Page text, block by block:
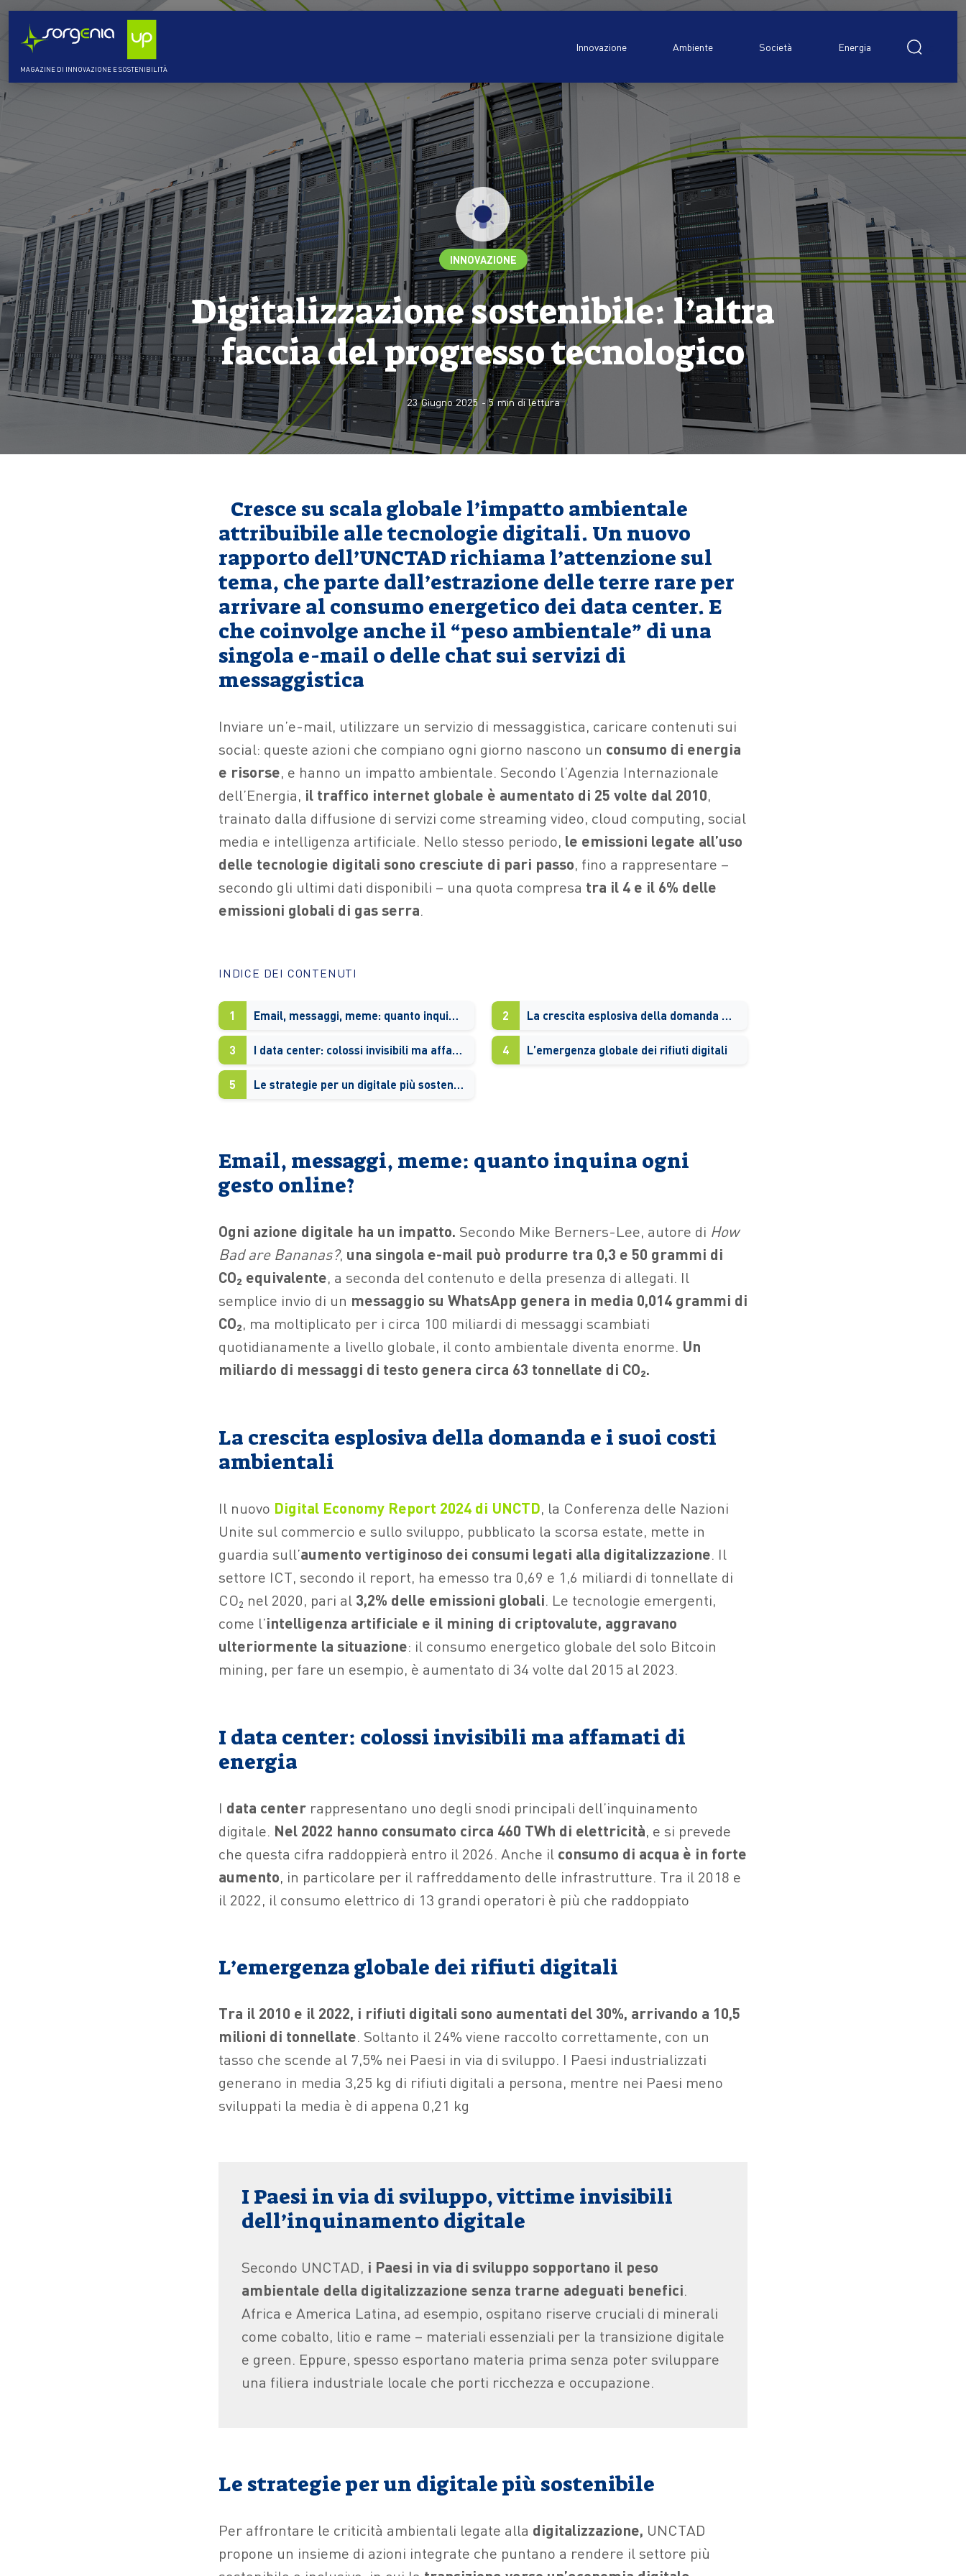
MAGAZINE DI INNOVAZIONE E SOSTENIBILITÀ
per:
Innovazione Ambiente Società Energia
INNOVAZIONE
Digitalizzazione sostenibile: l’altra
faccia del progresso tecnologico
23 Giugno 2025-5min di lettura
Cresce su scala globale l’impatto ambientale
attribuibile alle tecnologie digitali. Un nuovo
rapporto dell’UNCTAD richiama l’attenzione sul
tema, che parte dall’estrazione delle terre rare per
arrivare al consumo energetico dei data center. E
che coinvolge anche il “peso ambientale” di una
singola e-mail o delle chat sui servizi di
messaggistica
Inviare un’e-mail, utilizzare un servizio di messaggistica, caricare contenuti sui
social: queste azioni che compiano ogni giorno nascono un consumo di energia
e risorse, e hanno un impatto ambientale. Secondo l’Agenzia Internazionale
dell’Energia, il traffico internet globale è aumentato di 25 volte dal 2010,
trainato dalla diffusione di servizi come streaming video, cloud computing, social
media e intelligenza artificiale. Nello stesso periodo, le emissioni legate all’uso
delle tecnologie digitali sono cresciute di pari passo, fino a rappresentare –
secondo gli ultimi dati disponibili – una quota compresa tra il 4 e il 6% delle
emissioni globali di gas serra.
INDICE DEI CONTENUTI
1 Email, messaggi, meme: quanto inquina ogni gesto online? 2 La crescita esplosiva della domanda e i suoi costi ambientali
3 I data center: colossi invisibili ma affamati di energia 4 L’emergenza globale dei rifiuti digitali
5 Le strategie per un digitale più sostenibile
Email, messaggi, meme: quanto inquina ogni
gesto online?
Ogni azione digitale ha un impatto. Secondo Mike Berners-Lee, autore di How
Bad are Bananas?, una singola e-mail può produrre tra 0,3 e 50 grammi di
CO₂ equivalente, a seconda del contenuto e della presenza di allegati. Il
semplice invio di un messaggio su WhatsApp genera in media 0,014 grammi di
CO₂, ma moltiplicato per i circa 100 miliardi di messaggi scambiati
quotidianamente a livello globale, il conto ambientale diventa enorme. Un
miliardo di messaggi di testo genera circa 63 tonnellate di CO₂.
La crescita esplosiva della domanda e i suoi costi
ambientali
Il nuovo Digital Economy Report 2024 di UNCTD, la Conferenza delle Nazioni
Unite sul commercio e sullo sviluppo, pubblicato la scorsa estate, mette in
guardia sull’aumento vertiginoso dei consumi legati alla digitalizzazione. Il
settore ICT, secondo il report, ha emesso tra 0,69 e 1,6 miliardi di tonnellate di
CO₂ nel 2020, pari al 3,2% delle emissioni globali. Le tecnologie emergenti,
come l’intelligenza artificiale e il mining di criptovalute, aggravano
ulteriormente la situazione: il consumo energetico globale del solo Bitcoin
mining, per fare un esempio, è aumentato di 34 volte dal 2015 al 2023.
I data center: colossi invisibili ma affamati di
energia
I data center rappresentano uno degli snodi principali dell’inquinamento
digitale. Nel 2022 hanno consumato circa 460 TWh di elettricità, e si prevede
che questa cifra raddoppierà entro il 2026. Anche il consumo di acqua è in forte
aumento, in particolare per il raffreddamento delle infrastrutture. Tra il 2018 e
il 2022, il consumo elettrico di 13 grandi operatori è più che raddoppiato
L’emergenza globale dei rifiuti digitali
Tra il 2010 e il 2022, i rifiuti digitali sono aumentati del 30%, arrivando a 10,5
milioni di tonnellate. Soltanto il 24% viene raccolto correttamente, con un
tasso che scende al 7,5% nei Paesi in via di sviluppo. I Paesi industrializzati
generano in media 3,25 kg di rifiuti digitali a persona, mentre nei Paesi meno
sviluppati la media è di appena 0,21 kg
I Paesi in via di sviluppo, vittime invisibili
dell’inquinamento digitale
Secondo UNCTAD, i Paesi in via di sviluppo sopportano il peso
ambientale della digitalizzazione senza trarne adeguati benefici.
Africa e America Latina, ad esempio, ospitano riserve cruciali di minerali
come cobalto, litio e rame – materiali essenziali per la transizione digitale
e green. Eppure, spesso esportano materia prima senza poter sviluppare
una filiera industriale locale che porti ricchezza e occupazione.
Le strategie per un digitale più sostenibile
Per affrontare le criticità ambientali legate alla digitalizzazione, UNCTAD
propone un insieme di azioni integrate che puntano a rendere il settore più